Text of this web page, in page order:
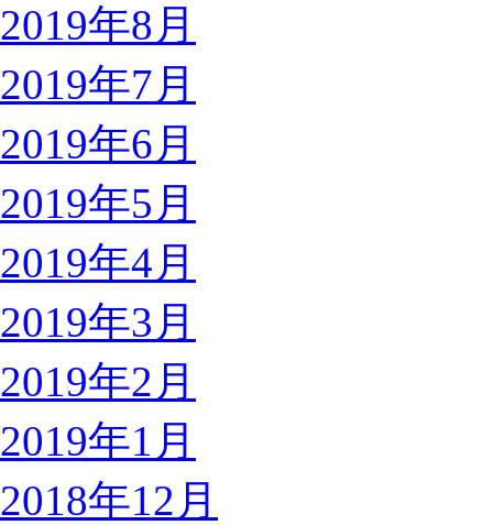
2019年8月
2019年7月
2019年6月
2019年5月
2019年4月
2019年3月
2019年2月
2019年1月
2018年12月